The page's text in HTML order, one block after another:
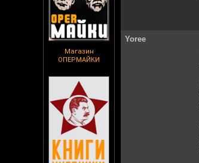
Магазин
ОПЕРМАЙКИ
Yoree